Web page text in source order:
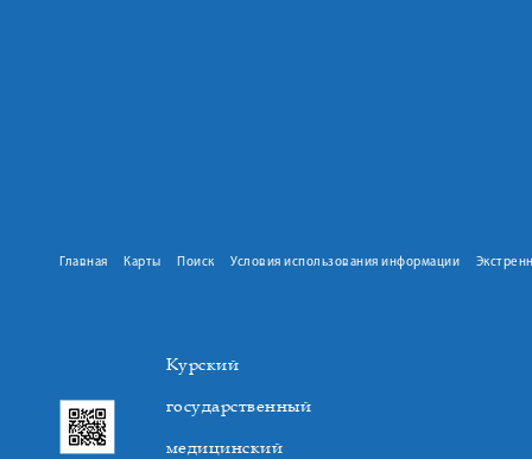
Главная Карты Поиск Условия использования информации
Курский
государственный
медицинский